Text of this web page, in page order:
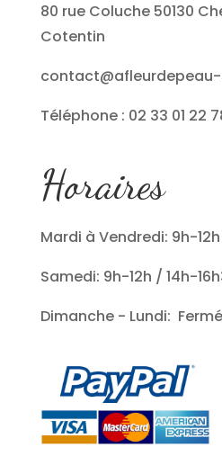
80 rue Coluche 50130
Cotentin
Téléphone : 02 33 01 22
Horaires
Mardi à Vendredi: 9h-
Samedi: 9h-12h / 14h-
Dimanche - Lundi: Fermé